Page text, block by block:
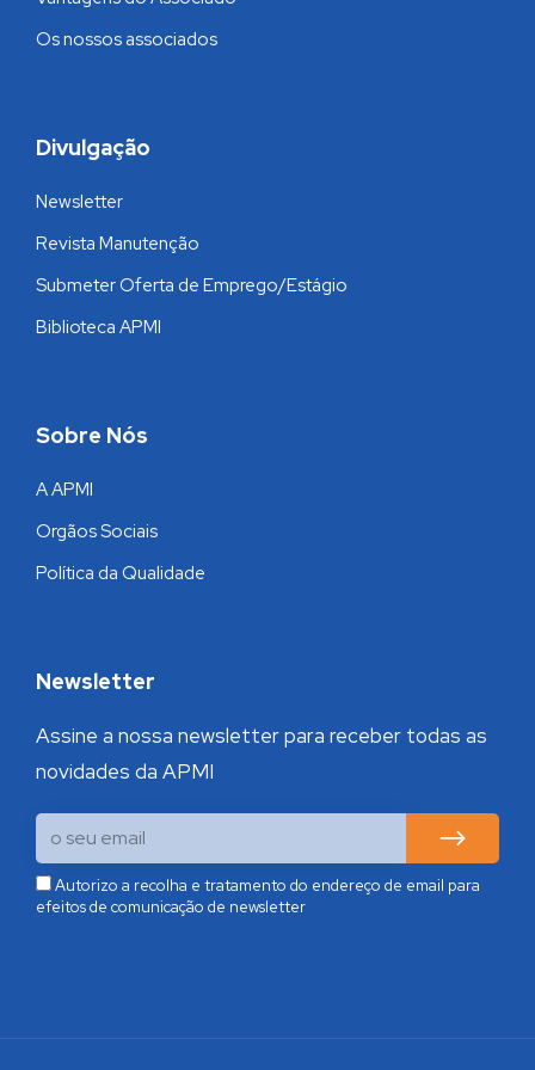
Os nossos associados
Divulgação
Newsletter
Revista Manutenção
Submeter Oferta de Emprego/Estágio
Biblioteca APMI
Sobre Nós
A APMI
Orgãos Sociais
Política da Qualidade
Newsletter
Assine a nossa newsletter para receber todas as
novidades da APMI
Autorizo a recolha e tratamento do endereço de email para
efeitos de comunicação de newsletter